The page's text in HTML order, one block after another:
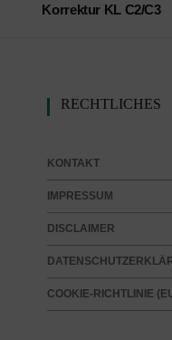
Korrektur KL C2/C3
RECHTLICHES
KONTAKT
IMPRESSUM
DISCLAIMER
COOKIE-RICHTLINIE